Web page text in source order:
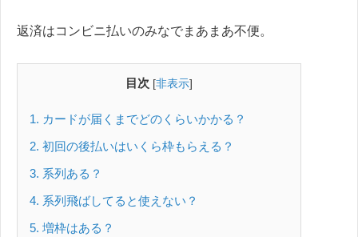
返済はコンビニ払いのみなでまあまあ不便。
目次 [非表示]
1
カードが届くまでどのくらいかかる？
2 初回の後払いはいくら枠もらえる？
3 系列ある？
4 系列飛ばしてると使えない？
5 増枠はある？